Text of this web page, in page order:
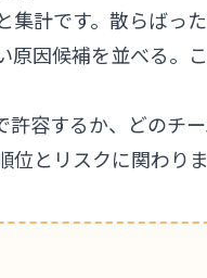
計です。散らばった
原因候補を並べる。
許容するか、どのチ
とリスクに関わりま